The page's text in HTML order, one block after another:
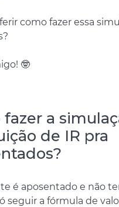
como fazer essa
🤓
fazer a
de IR pra
é aposentado e não
seguir a fórmula de